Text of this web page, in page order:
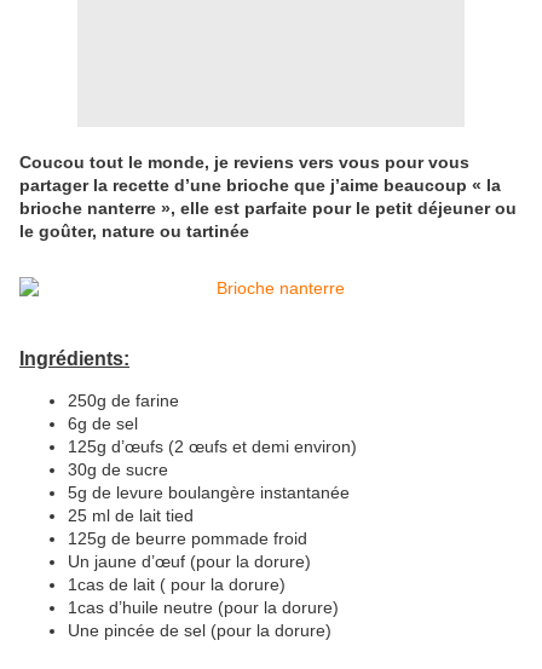
Coucou tout le monde, je reviens vers vous pour vous
partager la recette d’une brioche que j’aime beaucoup « la
brioche nanterre », elle est parfaite pour le petit déjeuner ou
le goûter, nature ou tartinée
Ingrédients:
250g de farine
6g de sel
125g d’œufs (2 œufs et demi environ)
30g de sucre
5g de levure boulangère instantanée
25 ml de lait tied
125g de beurre pommade froid
Un jaune d’œuf (pour la dorure)
1cas de lait ( pour la dorure)
1cas d’huile neutre (pour la dorure)
Une pincée de sel (pour la dorure)